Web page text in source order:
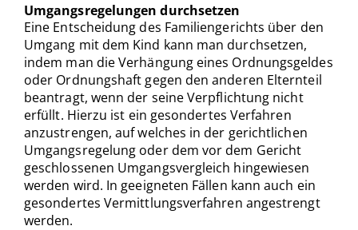
Umgangsregelungen durchsetzen
Eine Entscheidung des Familiengerichts über den
Umgang mit dem Kind kann man durchsetzen,
indem man die Verhängung eines Ordnungsgeldes
oder Ordnungshaft gegen den anderen Elternteil
beantragt, wenn der seine Verpflichtung nicht
erfüllt. Hierzu ist ein gesondertes Verfahren
anzustrengen, auf welches in der gerichtlichen
Umgangsregelung oder dem vor dem Gericht
geschlossenen Umgangsvergleich hingewiesen
werden wird. In geeigneten Fällen kann auch ein
gesondertes Vermittlungsverfahren angestrengt
werden.